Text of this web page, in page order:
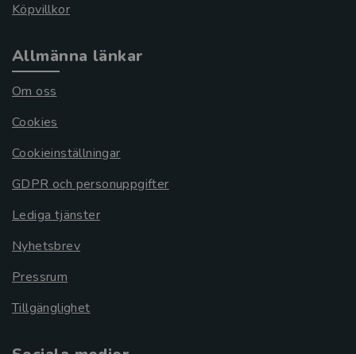
Köpvillkor
Allmänna länkar
Om oss
Cookies
Cookieinställningar
GDPR och personuppgifter
Lediga tjänster
Nyhetsbrev
Pressrum
Tillgänglighet